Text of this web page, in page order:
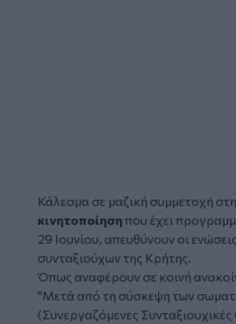
Κάλεσμα σε μαζική συμμετοχή
κινητοποίησηπου έχει
29 Ιουνίου, απευθύνουν οι ενώσεις
συνταξιούχων της Κρήτης.
Όπως αναφέρουν σε κοινή
"Μετά από τη σύσκεψη των
(Συνεργαζόμενες